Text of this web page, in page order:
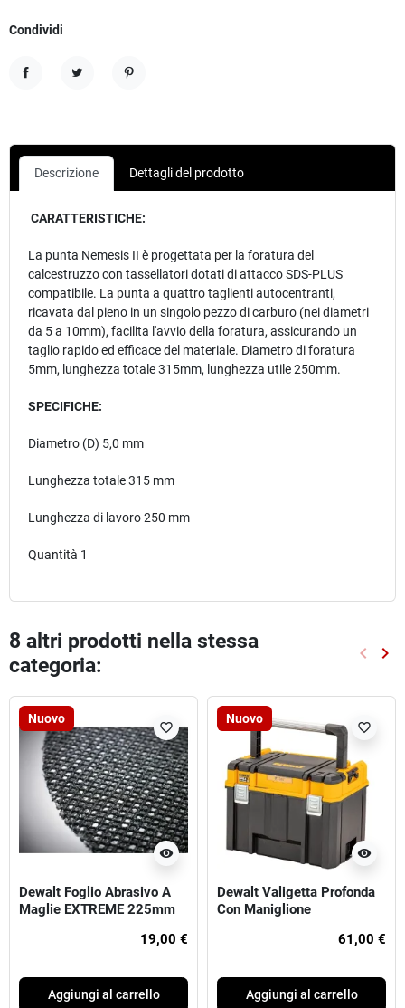
Condividi
Descrizione Dettagli del prodotto
CARATTERISTICHE:
La punta Nemesis II è progettata per la foratura del
calcestruzzo con tassellatori dotati di attacco SDS-PLUS
compatibile. La punta a quattro taglienti autocentranti,
ricavata dal pieno in un singolo pezzo di carburo (nei diametri
da 5 a 10mm), facilita l'avvio della foratura, assicurando un
taglio rapido ed efficace del materiale. Diametro di foratura
5mm, lunghezza totale 315mm, lunghezza utile 250mm.
SPECIFICHE:
Diametro (D) 5,0 mm
Lunghezza totale 315 mm
Lunghezza di lavoro 250 mm
Quantità 1
8 altri prodotti nella stessa
categoria:
keyboard_arrow_left keyboard_arrow_right
Nuovo
visibility
favorite_border
Dewalt Foglio Abrasivo A
Maglie EXTREME 225mm
19,00 €
Aggiungi al carrello
Nuovo
visibility
favorite_border
Dewalt Valigetta Profonda
Con Maniglione
61,00 €
Aggiungi al carrello